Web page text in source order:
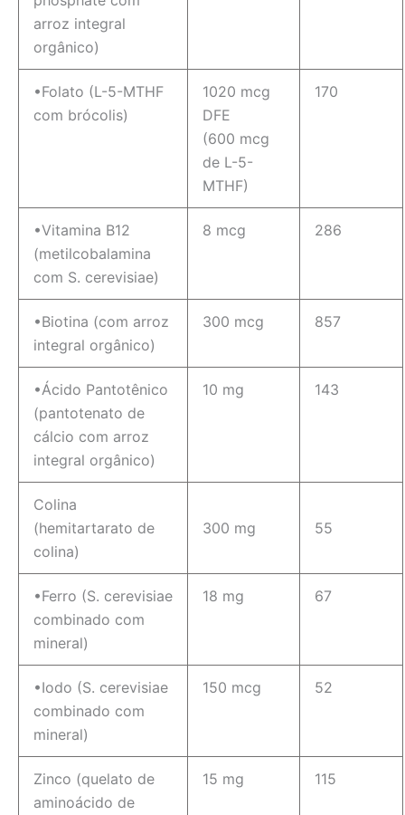
arroz integral
orgânico)
•Folato (L-5-MTHF
com brócolis)
1020 mcg
DFE
(600 mcg
de L-5-
MTHF)
170
•Vitamina B12
(metilcobalamina
com S. cerevisiae)
8 mcg 286
•Biotina (com arroz
integral orgânico)
300 mcg 857
•Ácido Pantotênico
(pantotenato de
cálcio com arroz
integral orgânico)
10 mg 143
Colina
(hemitartarato de
colina)
300 mg 55
•Ferro (S. cerevisiae
combinado com
mineral)
18 mg 67
•Iodo (S. cerevisiae
combinado com
mineral)
150 mcg 52
Zinco (quelato de
aminoácido de
15 mg 115